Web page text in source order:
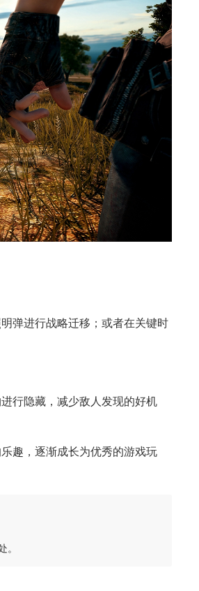
弹进行战略迁移；或者在关键时
行隐藏，减少敌人发现的好机
趣，逐渐成长为优秀的游戏玩